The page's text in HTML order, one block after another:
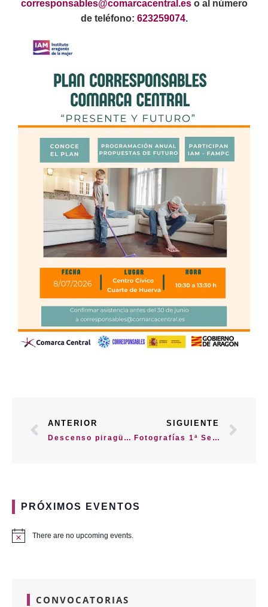
corresponsables@comarcacentral.eso al número
de teléfono: 623259074.
ANTERIOR
Descenso piragüista «Atardecer Ciudad de Zaragoza»
SIGUIENTE
Fotografías 1ª Semana SCD Comarca Central Eje 2
PRÓXIMOS EVENTOS
There are no upcoming events.
CONVOCATORIAS